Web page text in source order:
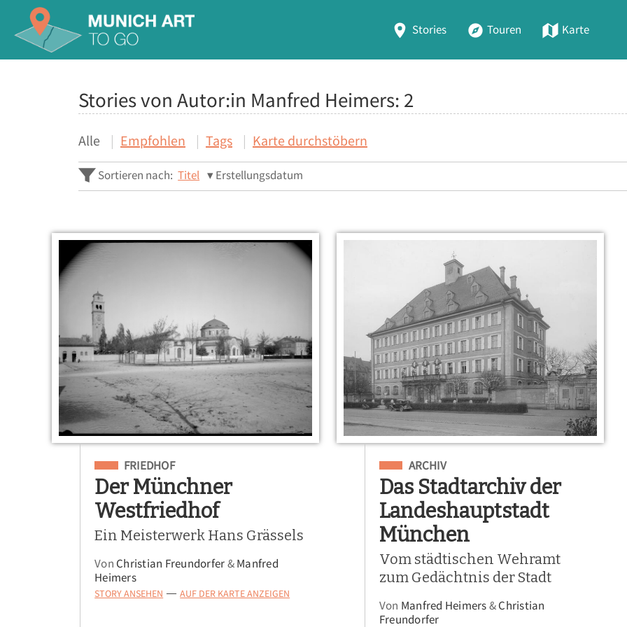
Stories Touren Karte
Stories von Autor:in Manfred Heimers: 2
Alle Empfohlen Tags Karte durchstöbern
Sortieren nach: Titel Erstellungsdatum
Eingeordnet unter
FRIEDHOF
Der Münchner
Westfriedhof
Ein Meisterwerk Hans Grässels
Von Christian Freundorfer&Manfred
Heimers
STORY ANSEHEN — AUF DER KARTE ANZEIGEN
Eingeordnet unter
ARCHIV
Das Stadtarchiv der
Landeshauptstadt
München
Vom städtischen Wehramt
zum Gedächtnis der Stadt
Von Manfred Heimers&Christian
Freundorfer